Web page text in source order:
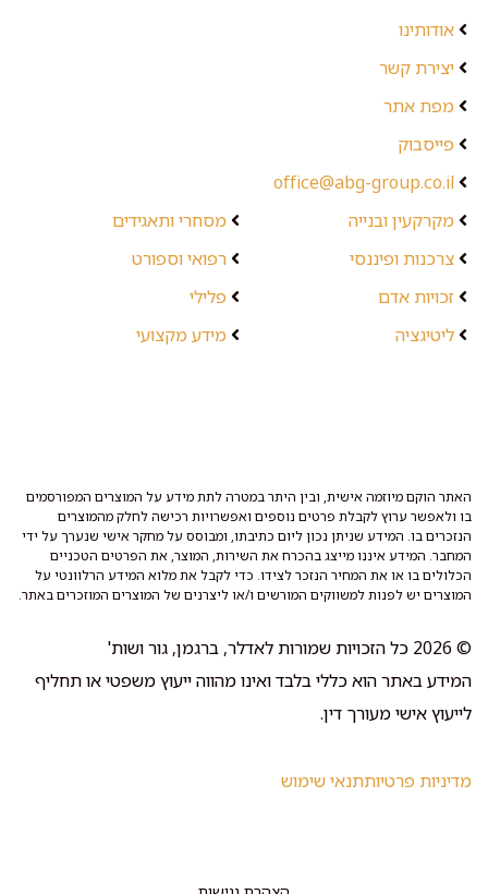
אודותינו
יצירת קשר
מפת אתר
פייסבוק
office@abg-group.co.il
מקרקעין ובנייה
צרכנות ופיננסי
זכויות אדם
ליטיגציה
מסחרי ותאגידים
רפואי וספורט
פלילי
מידע מקצועי
האתר הוקם מיוזמה אישית, ובין היתר במטרה לתת מידע על המוצרים המפורסמים
בו ולאפשר ערוץ לקבלת פרטים נוספים ואפשרויות רכישה לחלק מהמוצרים
הנזכרים בו. המידע שניתן נכון ליום כתיבתו, ומבוסס על מחקר אישי שנערך על ידי
המחבר. המידע איננו מייצג בהכרח את השירות, המוצר, את הפרטים הטכניים
הכלולים בו או את המחיר הנזכר לצידו. כדי לקבל את מלוא המידע הרלוונטי על
המוצרים יש לפנות למשווקים המורשים ו/או ליצרנים של המוצרים המוזכרים באתר.
© 2026 כל הזכויות שמורות לאדלר, ברגמן, גור ושות'
המידע באתר הוא כללי בלבד ואינו מהווה ייעוץ משפטי או תחליף
לייעוץ אישי מעורך דין.
מדיניות פרטיותתנאי שימוש